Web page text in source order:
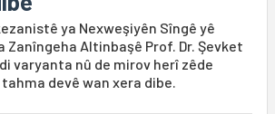
ya Nexweşiyên Sîngê yê
Zanîngeha Altinbaşê Prof. Dr. Şevket
varyanta nû de mirov herî zêde
devê wan xera dibe.